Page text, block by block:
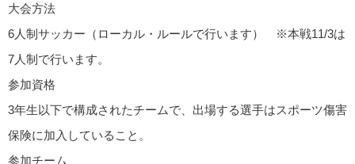
大会方法
6人制サッカー（ローカル・ルールで行います） ※本戦11/3は
7人制で行います。
参加資格
3年生以下で構成されたチームで、出場する選手はスポーツ傷害
保険に加入していること。
参加チーム